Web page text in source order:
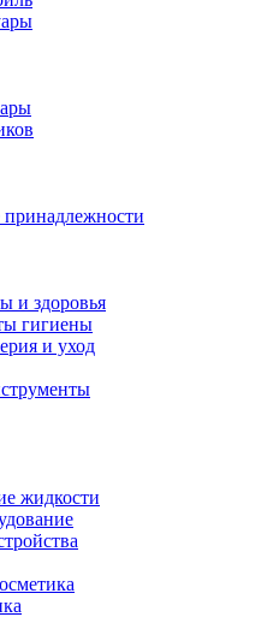
и здоровья
гигиены
и уход
жидкости